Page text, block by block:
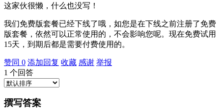
这家伙很懒，什么也没写！
我们免费版套餐已经下线了哦，如您是在下线之前注册了免费
版套餐，依然可以正常使用的，不会影响您呢。现在免费试用
15天，到期后都是需要付费使用的。
赞同 0 添加回复 收藏 感谢 举报
1 个回答
撰写答案